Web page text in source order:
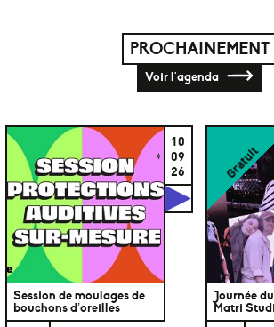
PROCHAINEMENT
Voir l'agenda
Session de moulages de
bouchons d’oreilles
10
09
26
Studios
Gratuit
Journée
Matri